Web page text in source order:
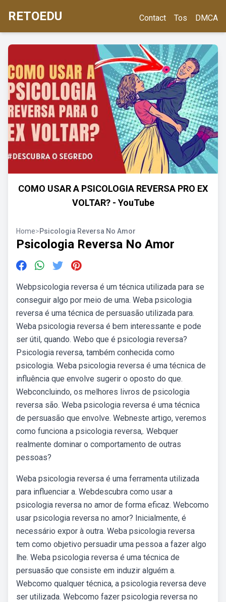
RETOEDU Contact Tos DMCA
COMO USAR A PSICOLOGIA REVERSA PRO EX
VOLTAR? - YouTube
Home>Psicologia Reversa No Amor
Psicologia Reversa No Amor
Webpsicologia reversa é um técnica utilizada para se
conseguir algo por meio de uma. Weba psicologia
reversa é uma técnica de persuasão utilizada para.
Weba psicologia reversa é bem interessante e pode
ser útil, quando. Webo que é psicologia reversa?
Psicologia reversa, também conhecida como
psicologia. Weba psicologia reversa é uma técnica de
influência que envolve sugerir o oposto do que.
Webconcluindo, os melhores livros de psicologia
reversa são. Weba psicologia reversa é uma técnica
de persuasão que envolve. Webneste artigo, veremos
como funciona a psicologia reversa,. Webquer
realmente dominar o comportamento de outras
pessoas?
Weba psicologia reversa é uma ferramenta utilizada
para influenciar a. Webdescubra como usar a
psicologia reversa no amor de forma eficaz. Webcomo
usar psicologia reversa no amor? Inicialmente, é
necessário expor à outra. Weba psicologia reversa
tem como objetivo persuadir uma pessoa a fazer algo
lhe. Weba psicologia reversa é uma técnica de
persuasão que consiste em induzir alguém a.
Webcomo qualquer técnica, a psicologia reversa deve
ser utilizada. Webcomo fazer psicologia reversa no